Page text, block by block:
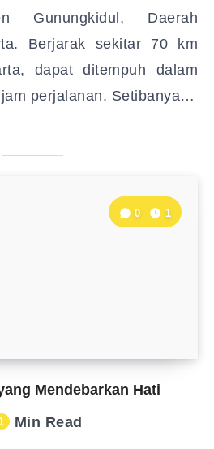
Gunungkidul, Daerah
Berjarak sekitar 70 km
dapat ditempuh dalam
perjalanan. Setibanya…
Mendebarkan Hati
0 1
Min Read